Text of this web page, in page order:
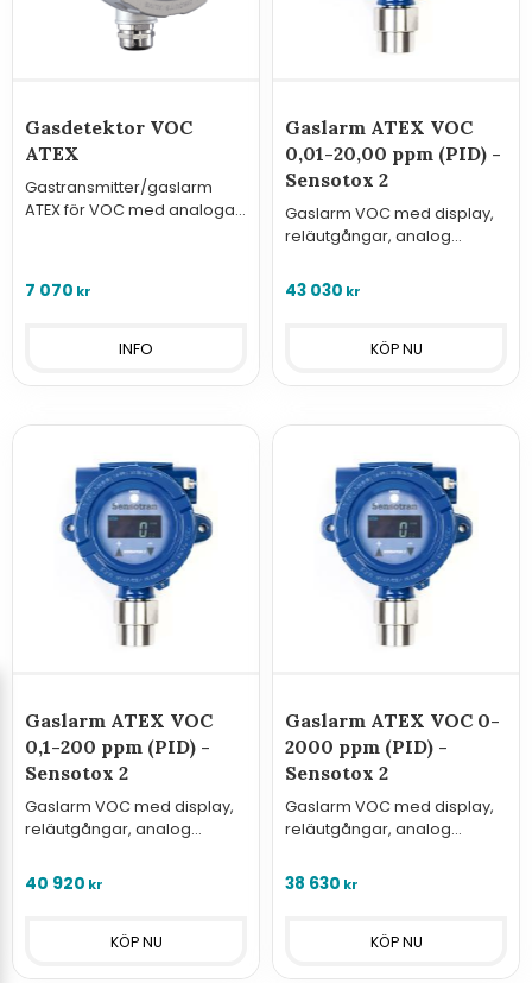
Gasdetektor VOC
ATEX
Gastransmitter/gaslarm
ATEX för VOC med analoga
7 070 kr
INFO
Gaslarm ATEX VOC
0,01-20,00 ppm (PID) -
Sensotox 2
Gaslarm VOC med display,
reläutgångar, analog
montering i Ex-klassade
43 030 kr
Gaslarm ATEX VOC
0,1-200 ppm (PID) -
Sensotox 2
Gaslarm VOC med display,
reläutgångar, analog
montering i Ex-klassade
40 920 kr
Gaslarm ATEX VOC 0-
2000 ppm (PID) -
Sensotox 2
Gaslarm VOC med display,
reläutgångar, analog
montering i Ex-klassade
38 630 kr